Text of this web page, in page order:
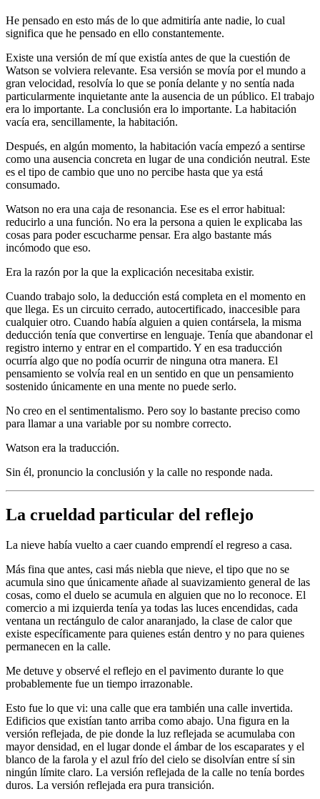
He pensado en esto más de lo que admitiría ante nadie, lo cual
significa que he pensado en ello constantemente.
Existe una versión de mí que existía antes de que la cuestión de
Watson se volviera relevante. Esa versión se movía por el mundo a
gran velocidad, resolvía lo que se ponía delante y no sentía nada
particularmente inquietante ante la ausencia de un público. El trabajo
era lo importante. La conclusión era lo importante. La habitación
vacía era, sencillamente, la habitación.
Después, en algún momento, la habitación vacía empezó a sentirse
como una ausencia concreta en lugar de una condición neutral. Este
es el tipo de cambio que uno no percibe hasta que ya está
consumado.
Watson no era una caja de resonancia. Ese es el error habitual:
reducirlo a una función. No era la persona a quien le explicaba las
cosas para poder escucharme pensar. Era algo bastante más
incómodo que eso.
Era la razón por la que la explicación necesitaba existir.
Cuando trabajo solo, la deducción está completa en el momento en
que llega. Es un circuito cerrado, autocertificado, inaccesible para
cualquier otro. Cuando había alguien a quien contársela, la misma
deducción tenía que convertirse en lenguaje. Tenía que abandonar el
registro interno y entrar en el compartido. Y en esa traducción
ocurría algo que no podía ocurrir de ninguna otra manera. El
pensamiento se volvía real en un sentido en que un pensamiento
sostenido únicamente en una mente no puede serlo.
No creo en el sentimentalismo. Pero soy lo bastante preciso como
para llamar a una variable por su nombre correcto.
Watson era la traducción.
Sin él, pronuncio la conclusión y la calle no responde nada.
La crueldad particular del reflejo
La nieve había vuelto a caer cuando emprendí el regreso a casa.
Más fina que antes, casi más niebla que nieve, el tipo que no se
acumula sino que únicamente añade al suavizamiento general de las
cosas, como el duelo se acumula en alguien que no lo reconoce. El
comercio a mi izquierda tenía ya todas las luces encendidas, cada
ventana un rectángulo de calor anaranjado, la clase de calor que
existe específicamente para quienes están dentro y no para quienes
permanecen en la calle.
Me detuve y observé el reflejo en el pavimento durante lo que
probablemente fue un tiempo irrazonable.
Esto fue lo que vi: una calle que era también una calle invertida.
Edificios que existían tanto arriba como abajo. Una figura en la
versión reflejada, de pie donde la luz reflejada se acumulaba con
mayor densidad, en el lugar donde el ámbar de los escaparates y el
blanco de la farola y el azul frío del cielo se disolvían entre sí sin
ningún límite claro. La versión reflejada de la calle no tenía bordes
duros. La versión reflejada era pura transición.